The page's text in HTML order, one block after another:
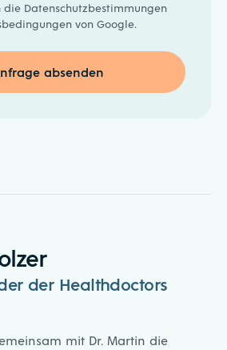
die Datenschutzbestimmungen
von Google.
der Healthdoctors
mit Dr. Martin die